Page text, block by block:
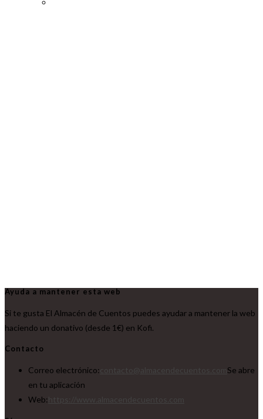
Ayuda a mantener esta web
Si te gusta El Almacén de Cuentos puedes ayudar a mantener la web
haciendo un donativo (desde 1€) en Kofi.
Contacto
Correo electrónico:
Se abre
en tu aplicación
Web: